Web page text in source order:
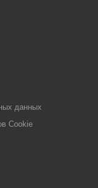
данных
Cookie